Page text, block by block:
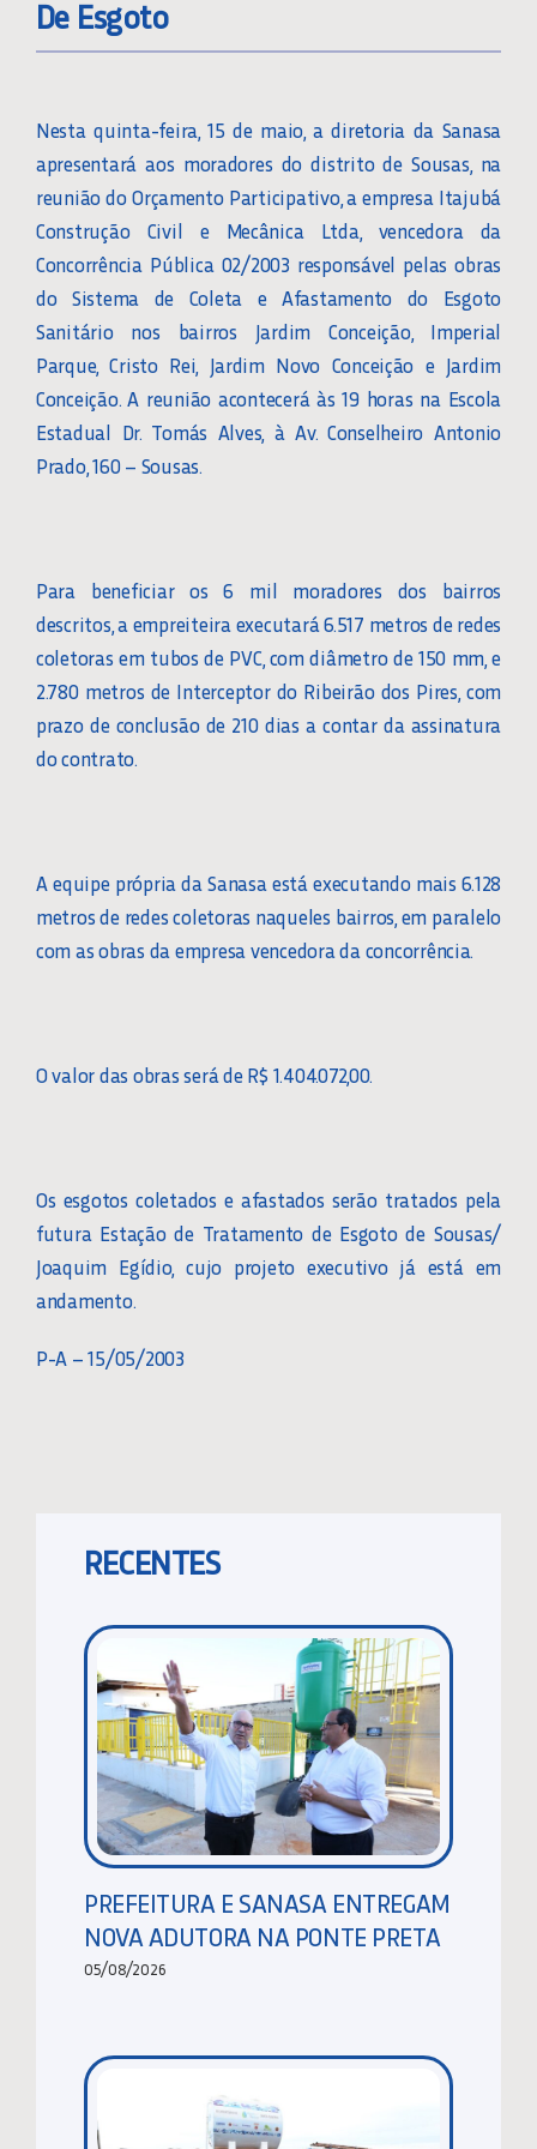
De Esgoto
Nesta quinta-feira, 15 de maio, a diretoria da Sanasa
apresentará aos moradores do distrito de Sousas, na
reunião do Orçamento Participativo, a empresa Itajubá
Construção Civil e Mecânica Ltda, vencedora da
Concorrência Pública 02/2003 responsável pelas obras
do Sistema de Coleta e Afastamento do Esgoto
Sanitário nos bairros Jardim Conceição, Imperial
Parque, Cristo Rei, Jardim Novo Conceição e Jardim
Conceição. A reunião acontecerá às 19 horas na Escola
Estadual Dr. Tomás Alves, à Av. Conselheiro Antonio
Prado, 160 – Sousas.
Para beneficiar os 6 mil moradores dos bairros
descritos, a empreiteira executará 6.517 metros de redes
coletoras em tubos de PVC, com diâmetro de 150 mm, e
2.780 metros de Interceptor do Ribeirão dos Pires, com
prazo de conclusão de 210 dias a contar da assinatura
do contrato.
A equipe própria da Sanasa está executando mais 6.128
metros de redes coletoras naqueles bairros, em paralelo
com as obras da empresa vencedora da concorrência.
O valor das obras será de R$ 1.404.072,00.
Os esgotos coletados e afastados serão tratados pela
futura Estação de Tratamento de Esgoto de Sousas/
Joaquim Egídio, cujo projeto executivo já está em
andamento.
P-A – 15/05/2003
RECENTES
PREFEITURA E SANASA ENTREGAM
NOVA ADUTORA NA PONTE PRETA
05/08/2026